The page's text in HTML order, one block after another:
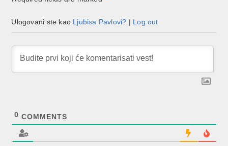
Ulogovani ste kao Ljubisa Pavlovi? | Log out
0 COMMENTS